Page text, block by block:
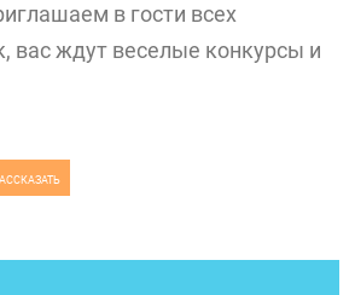
в гости всех
вас ждут веселые конкурсы и